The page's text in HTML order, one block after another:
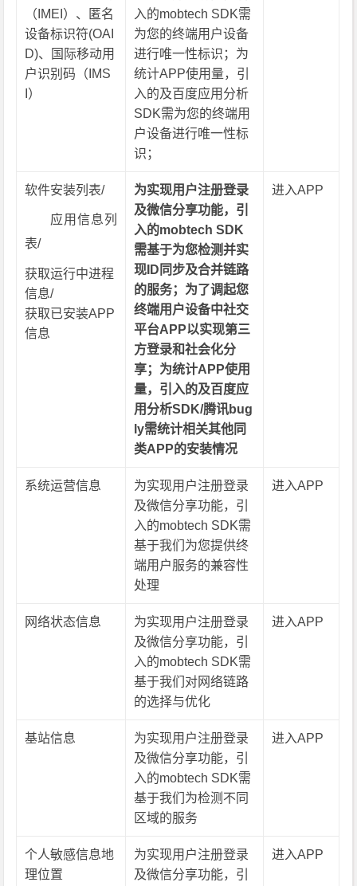
（IMEI）、匿名
设备标识符(OAI
D)、国际移动用
户识别码（IMS
I）
入的mobtech SDK需
为您的终端用户设备
进行唯一性标识；为
统计APP使用量，引
入的及百度应用分析
SDK需为您的终端用
户设备进行唯一性标
识；
软件安装列表/
应用信息列
表/
获取运行中进程
信息/
获取已安装APP
信息
为实现用户注册登录
及微信分享功能，引
入的mobtech SDK
需基于为您检测并实
现ID同步及合并链路
的服务；为了调起您
终端用户设备中社交
平台APP以实现第三
方登录和社会化分
享；为统计APP使用
量，引入的及百度应
用分析SDK/腾讯bug
ly需统计相关其他同
类APP的安装情况
进入APP
系统运营信息
为实现用户注册登录
及微信分享功能，引
入的mobtech SDK需
基于我们为您提供终
端用户服务的兼容性
处理
进入APP
网络状态信息
为实现用户注册登录
及微信分享功能，引
入的mobtech SDK需
基于我们对网络链路
的选择与优化
进入APP
基站信息
为实现用户注册登录
及微信分享功能，引
入的mobtech SDK需
基于我们为检测不同
区域的服务
进入APP
个人敏感信息地
理位置
为实现用户注册登录
及微信分享功能，引
进入APP